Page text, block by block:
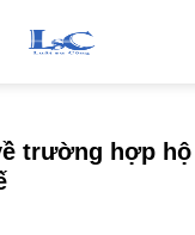
trường hợp hộ